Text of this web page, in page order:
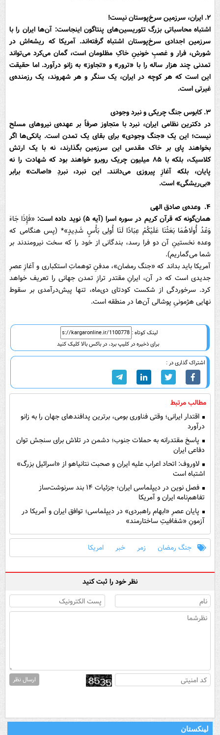
۲. ایران، سرزمین سرخ‌پوستان نیست!
اشتباه محاسباتی بزرگ تئوریسین‌های پنتاگون اینجاست: آن‌ها ایران را با
سرزمین اجدادی سرخ‌پوستان اشتباه گرفته‌اند. آمریکا که ریشه‌اش در
شورش، فرار و غصبِ خونینِ خاکِ مظلومان است، گمان می‌کرد می‌تواند
تمدنی چند هزار ساله را با «ترور» و «تجاوز» به زانو درآورد. اما حقیقت
این است که هر کوچه در ایران، یک سنگر و هر شهروند، یک رزمنده‌ی
غیرتی است.
۳. کابوس جنگ چریکی و نبرد وجودی
در دکترین نظامی ایران، نبرد با متجاوز صرفاً بر عهده‌ی نیروهای مسلح
نیست؛ این یک «جنگ وجودی» برای بقای یک تمدن است. یانکی‌ها اگر
بخواهند پای بر خاک مقدس این سرزمین بگذارند، نه با یک ارتش
کلاسیک، بلکه با ۸۵ میلیون چریک روبرو خواهند بود که شهادت را نه
پایان، بلکه آغازِ پیروزی می‌دانند. این نبرد، نبردِ «اصالت» برابر
«بی‌ریشگی» است.
۴. وعده‌ی صادق الهی
همان‌گونه که قرآن کریم در سوره اسرا (آیه ۵) نوید داده است:
«فَإِذَا جَاءَ
وَعْدُ أُولَاهُمَا بَعَثْنَا عَلَیْکُمْ عِبَادًا لَنَا أُولِی بَأْسٍ شَدِیدٍ»* (پس هنگامی که
وعده نخستینِ آن دو فرا رسد، بندگانی از خود را که سخت نیرومندند بر
شما می‌گماریم).
آمریکا باید بداند که «جنگ رمضان»، مدفنِ توهماتِ استکباری و آغازِ عصرِ
جدیدی است که در آن، ایرانِ مقتدر ترازِ تمدن جهانی را تعریف خواهد
کرد. سرخوردگی از شکست کودتای دی‌ماه، تنها پیش‌درآمدی بر سقوط
نهایی هژمونیِ پوشالی آن‌ها در منطقه است.
لینک کوتاه :
برای ذخیره در کلیپ برد، در باکس بالا کلیک کنید
اشتراک گذاری در :
مطالب مرتبط
اقتدار ایرانی؛ وقتی فناوری بومی، برترین پدافندهای جهان را به زانو
درآورد
پاسخ مقتدرانه به حملات جنوب؛ دشمن در تلاش برای سنجش توان
دفاعی ایران
لاوروف: اتحاد اعراب علیه ایران و صحبت نتانیاهو از «اسرائیل بزرگ»
اشتباه است
فصل نوین در دیپلماسی ایران؛ جزئیات ۱۴ بند سرنوشت‌ساز
تفاهم‌نامه ایران و آمریکا
پایان عصرِ «ابهام راهبردی» در دیپلماسی؛ توافق ایران و آمریکا در
آزمونِ «شفافیتِ ساختارمند»
جنگ رمضان زمر خبر امریکا
نظر خود را ثبت کنید
ارسال نظر
لینکستان